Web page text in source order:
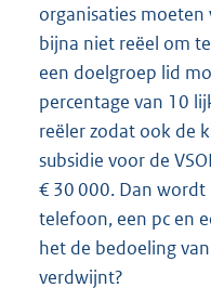
organisaties
bijna niet reëel om
een doelgroep lid
percentage van 10
reëler zodat ook de
subsidie voor de
€ 30 000. Dan
telefoon, een pc en
het de bedoeling
verdwijnt?